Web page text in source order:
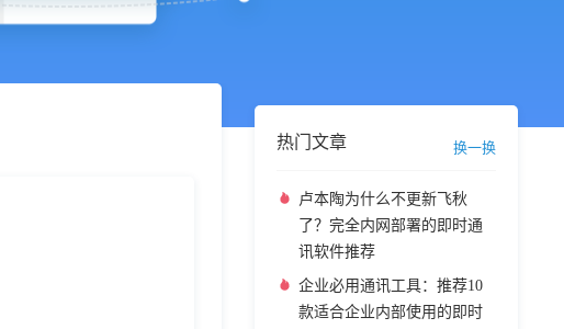
热门文章 换一换
卢本陶为什么不更新飞秋
了？完全内网部署的即时通
讯软件推荐
企业必用通讯工具：推荐10
款适合企业内部使用的即时